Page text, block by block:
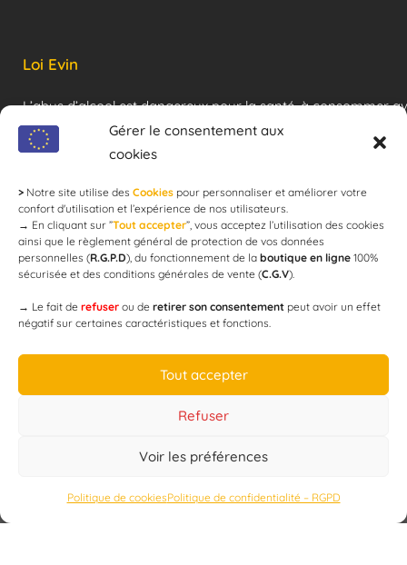
Gérer le consentement aux
cookies
> Notre site utilise des Cookies pour personnaliser et améliorer votre
confort d'utilisation et l’expérience de nos utilisateurs.
→ En cliquant sur ”Tout accepter”, vous acceptez l’utilisation des cookies
ainsi que le règlement général de protection de vos données
personnelles (R.G.P.D), du fonctionnement de la boutique en ligne 100%
sécurisée et des conditions générales de vente (C.G.V).
→ Le fait de refuser ou de retirer son consentement peut avoir un effet
négatif sur certaines caractéristiques et fonctions.
Tout accepter
Refuser
Voir les préférences
Politique de cookiesPolitique de confidentialité – RGPD
Loi Evin
L’abus d’alcool est dangereux pour la santé, à consommer
modération !
Newsletter
email
Designed byWEB3-DESIGN
CopyrightCAP’C2019